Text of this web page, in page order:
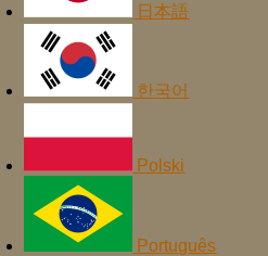
日本語
한국어
Polski
Português